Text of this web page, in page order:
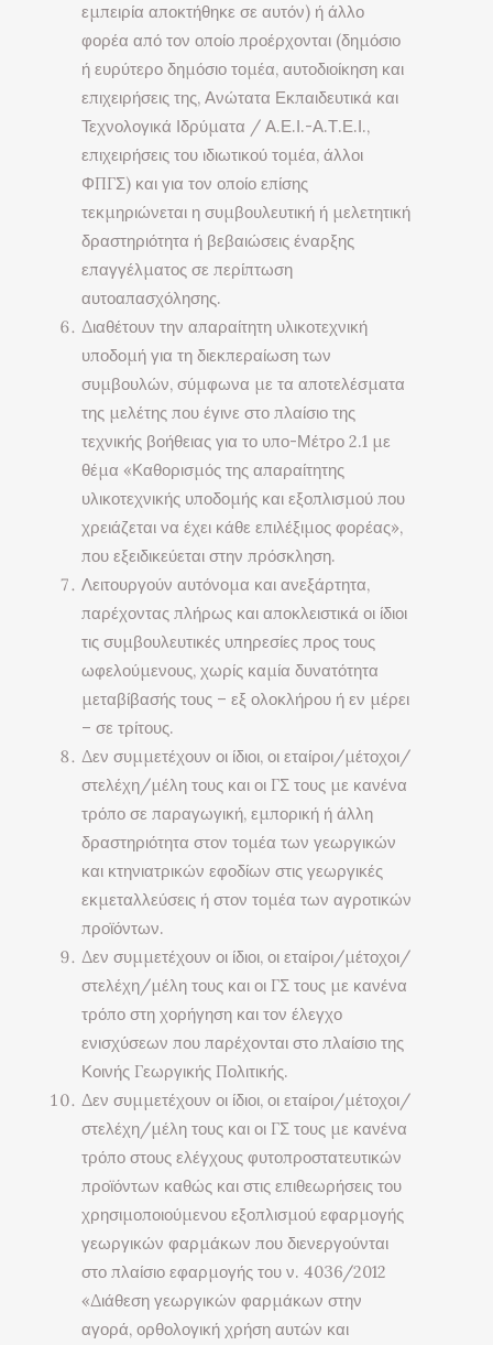
εμπειρία αποκτήθηκε σε αυτόν) ή άλλο
φορέα από τον οποίο προέρχονται (δημόσιο
ή ευρύτερο δημόσιο τομέα, αυτοδιοίκηση και
επιχειρήσεις της, Ανώτατα Εκπαιδευτικά και
Τεχνολογικά Ιδρύματα / Α.Ε.Ι.-Α.Τ.Ε.Ι.,
επιχειρήσεις του ιδιωτικού τομέα, άλλοι
ΦΠΓΣ) και για τον οποίο επίσης
τεκμηριώνεται η συμβουλευτική ή μελετητική
δραστηριότητα ή βεβαιώσεις έναρξης
επαγγέλματος σε περίπτωση
αυτοαπασχόλησης.
Διαθέτουν την απαραίτητη υλικοτεχνική
υποδομή για τη διεκπεραίωση των
συμβουλών, σύμφωνα με τα αποτελέσματα
της μελέτης που έγινε στο πλαίσιο της
τεχνικής βοήθειας για το υπο-Μέτρο 2.1 με
θέμα «Καθορισμός της απαραίτητης
υλικοτεχνικής υποδομής και εξοπλισμού που
χρειάζεται να έχει κάθε επιλέξιμος φορέας»,
που εξειδικεύεται στην πρόσκληση.
Λειτουργούν αυτόνομα και ανεξάρτητα,
παρέχοντας πλήρως και αποκλειστικά οι ίδιοι
τις συμβουλευτικές υπηρεσίες προς τους
ωφελούμενους, χωρίς καμία δυνατότητα
μεταβίβασής τους – εξ ολοκλήρου ή εν μέρει
– σε τρίτους.
Δεν συμμετέχουν οι ίδιοι, οι εταίροι/μέτοχοι/
στελέχη/μέλη τους και οι ΓΣ τους με κανένα
τρόπο σε παραγωγική, εμπορική ή άλλη
δραστηριότητα στον τομέα των γεωργικών
και κτηνιατρικών εφοδίων στις γεωργικές
εκμεταλλεύσεις ή στον τομέα των αγροτικών
προϊόντων.
Δεν συμμετέχουν οι ίδιοι, οι εταίροι/μέτοχοι/
στελέχη/μέλη τους και οι ΓΣ τους με κανένα
τρόπο στη χορήγηση και τον έλεγχο
ενισχύσεων που παρέχονται στο πλαίσιο της
Κοινής Γεωργικής Πολιτικής.
Δεν συμμετέχουν οι ίδιοι, οι εταίροι/μέτοχοι/
στελέχη/μέλη τους και οι ΓΣ τους με κανένα
τρόπο στους ελέγχους φυτοπροστατευτικών
προϊόντων καθώς και στις επιθεωρήσεις του
χρησιμοποιούμενου εξοπλισμού εφαρμογής
γεωργικών φαρμάκων που διενεργούνται
στο πλαίσιο εφαρμογής του ν. 4036/2012
«Διάθεση γεωργικών φαρμάκων στην
αγορά, ορθολογική χρήση αυτών και